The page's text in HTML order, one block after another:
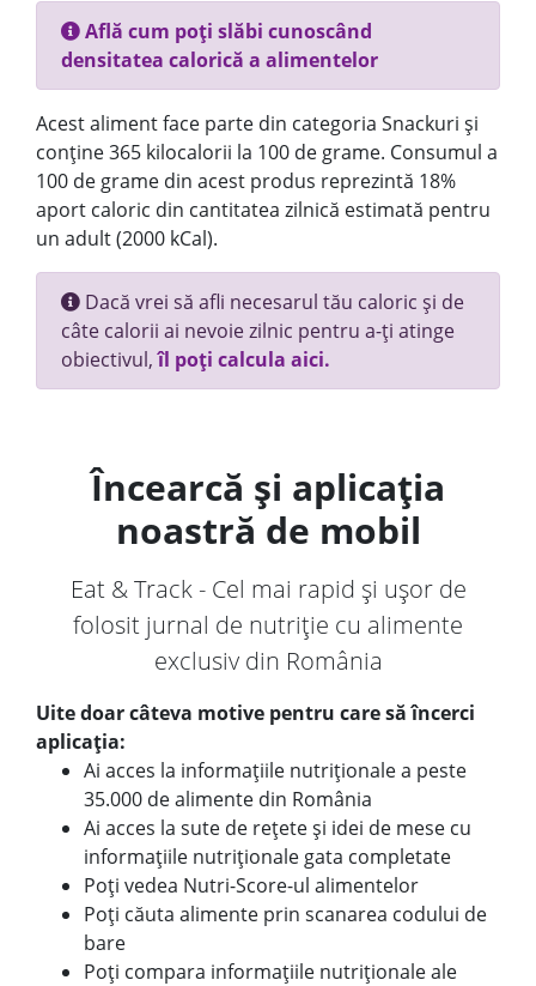
Află cum poți slăbi cunoscând
densitatea calorică a alimentelor
Acest aliment face parte din categoria Snackuri și
conține 365 kilocalorii la 100 de grame. Consumul a
100 de grame din acest produs reprezintă 18%
aport caloric din cantitatea zilnică estimată pentru
un adult (2000 kCal).
Dacă vrei să afli necesarul tău caloric și de
câte calorii ai nevoie zilnic pentru a-ți atinge
obiectivul,îl poți calcula aici.
Încearcă și aplicația
noastră de mobil
Eat & Track - Cel mai rapid și ușor de
folosit jurnal de nutriție cu alimente
exclusiv din România
Uite doar câteva motive pentru care să încerci
aplicația:
Ai acces la informațiile nutriționale a peste
35.000 de alimente din România
Ai acces la sute de rețete și idei de mese cu
informațiile nutriționale gata completate
Poți vedea Nutri-Score-ul alimentelor
Poți căuta alimente prin scanarea codului de
bare
Poți compara informațiile nutriționale ale